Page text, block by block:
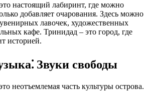
настоящий лабиринт, где можно
добавляет очарования. Здесь можно
лавочек, художественных
кафе. Тринидад – это город, где
историей.
Звуки свободы
неотъемлемая часть культуры острова.